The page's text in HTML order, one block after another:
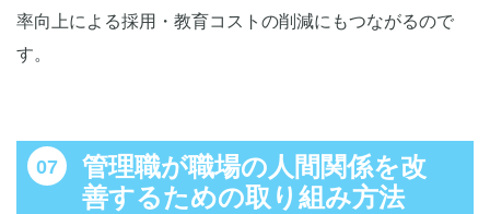
率向上による採用・教育コストの削減にもつながるので
す。
管理職が職場の人間関係を改
善するための取り組み方法